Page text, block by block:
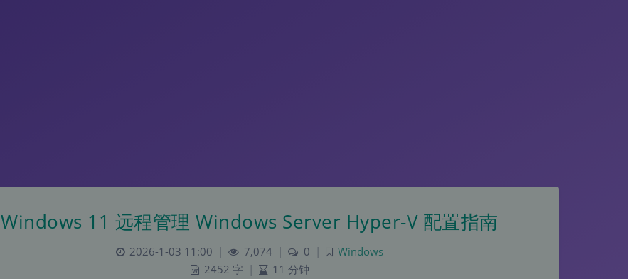
Windows 11 远程管理 Windows Server Hyper-V 配置指南
2026-1-03 11:00 | 7,074 | 0 |
Windows
2452 字
| 11 分钟